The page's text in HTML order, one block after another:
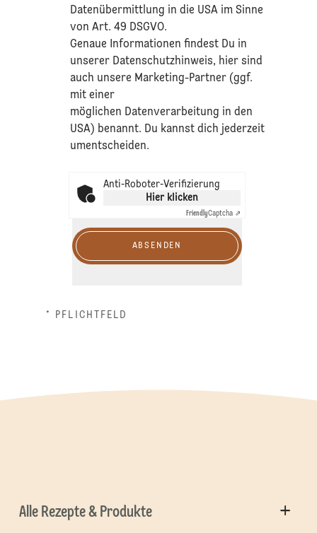
Datenübermittlung in die USA im Sinne
von Art. 49 DSGVO.​
​Genaue Informationen findest Du in
unserer Datenschutzhinweis, hier sind
auch unsere Marketing-Partner (ggf.
mit einer
möglichen Datenverarbeitung in den
USA) benannt. Du kannst dich jederzeit
umentscheiden.
Anti-Roboter-Verifizierung
Hier klicken
FriendlyCaptcha ⇗
ABSENDEN
* PFLICHTFELD
Alle Rezepte & Produkte